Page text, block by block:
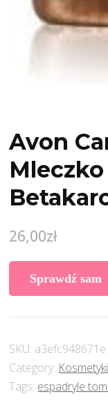
Avon
26,00zł
Sprawdź sam
SKU: a3efc948671e
Category:
Tags: espadryle